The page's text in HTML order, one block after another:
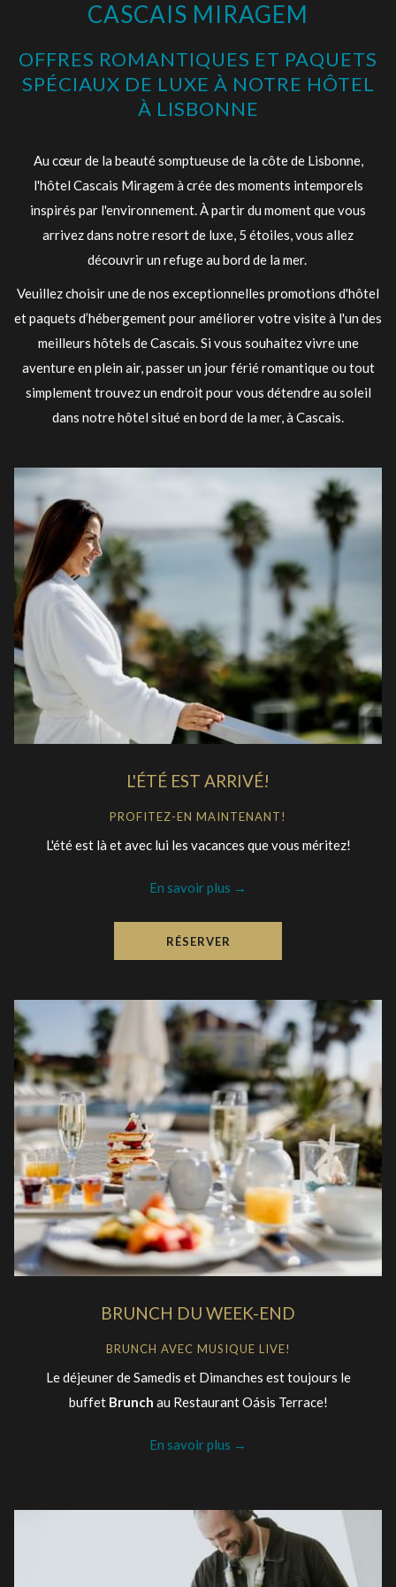
en
suivants
CASCAIS MIRAGEM
OFFRES ROMANTIQUES ET PAQUETS
SPÉCIAUX DE LUXE À NOTRE HÔTEL
À LISBONNE
Au cœur de la beauté somptueuse de la côte de Lisbonne,
l'hôtel Cascais Miragem à crée des moments intemporels
inspirés par l'environnement. À partir du moment que vous
arrivez dans notre resort de luxe, 5 étoiles, vous allez
découvrir un refuge au bord de la mer.
Veuillez choisir une de nos exceptionnelles promotions d'hôtel
et paquets d’hébergement pour améliorer votre visite à l'un des
meilleurs hôtels de Cascais. Si vous souhaitez vivre une
aventure en plein air, passer un jour férié romantique ou tout
simplement trouvez un endroit pour vous détendre au soleil
dans notre hôtel situé en bord de la mer, à Cascais.
L'ÉTÉ EST ARRIVÉ!
PROFITEZ-EN MAINTENANT!
L'été est là et avec lui les vacances que vous méritez!
En savoir plus
RÉSERVER
BRUNCH DU WEEK-END
BRUNCH AVEC MUSIQUE LIVE!
Le déjeuner de Samedis et Dimanches est toujours le
buffet Brunch au Restaurant Oásis Terrace!
En savoir plus